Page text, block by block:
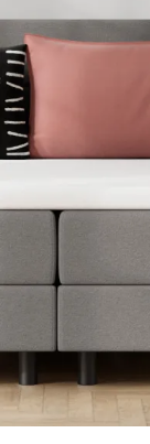
Derfor skal du